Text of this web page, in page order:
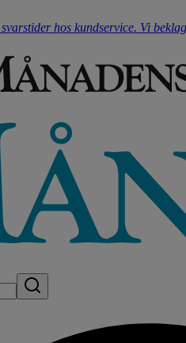
hos kundservice. Vi